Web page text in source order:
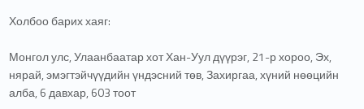
Холбоо барих хаяг:
Монгол улс, Улаанбаатар хот Хан-Уул дүүрэг, 21-р хороо, Эх,
нярай, эмэгтэйчүүдийн үндэсний төв, Захиргаа, хүний нөөцийн
алба, 6 давхар, 603 тоот